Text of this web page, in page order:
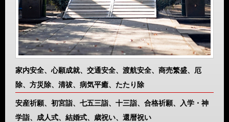
家内安全、心願成就、交通安全、渡航安全、商売繁盛、厄
除、方災除、清祓、病気平癒、たたり除
安産祈願、初宮詣、七五三詣、十三詣、合格祈願、入学・神
学詣、成人式、結婚式、歳祝い、還暦祝い